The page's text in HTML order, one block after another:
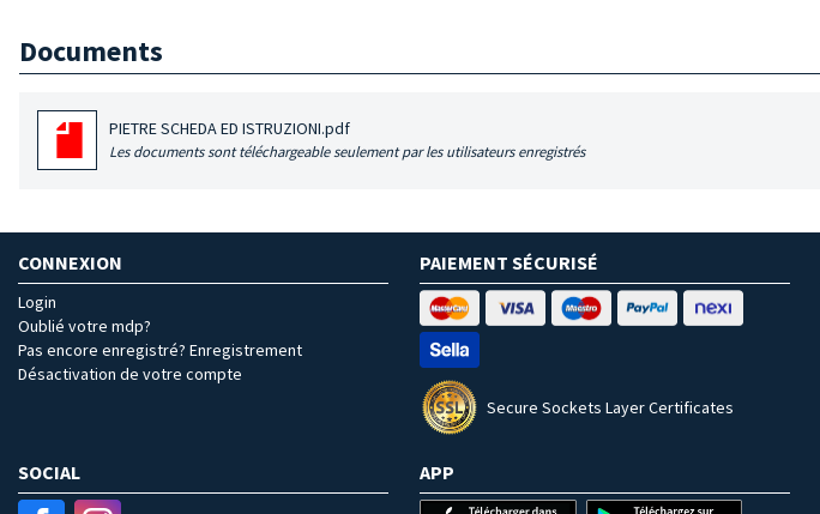
Documents
PIETRE SCHEDA ED ISTRUZIONI.pdf
Les documents sont téléchargeable seulement par les utilisateurs enregistrés
CONNEXION
Login
Oublié votre mdp?
Pas encore enregistré? Enregistrement
Désactivation de votre compte
PAIEMENT SÉCURISÉ
Secure Sockets Layer Certificates
SOCIAL APP